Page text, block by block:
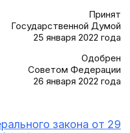
Принят
Государственной Думой
25 января 2022 года
Одобрен
Советом Федерации
26 января 2022 года
закона от 29